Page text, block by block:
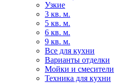
Узкие
3 кв. м.
5 кв. м.
6 кв. м.
9 кв. м.
Все для кухни
Варианты отделки
Мойки и смесители
Техника для кухни